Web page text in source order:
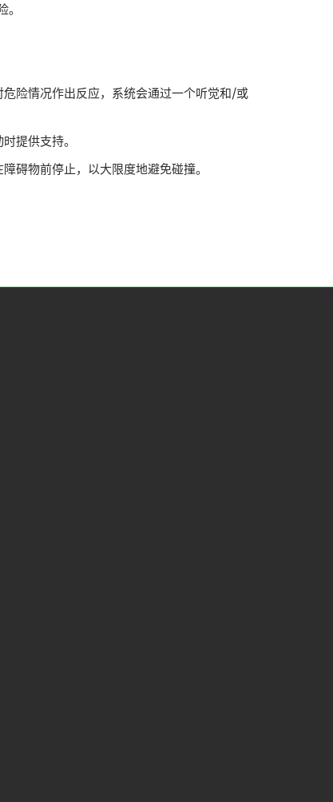
险情况作出反应，系统会通过一个听觉和/或
提供支持。
碍物前停止，以大限度地避免碰撞。